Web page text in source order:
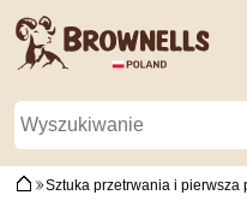
Sztuka przetrwania i pierwsza